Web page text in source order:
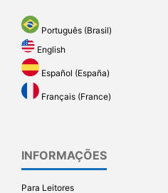
Português (Brasil)
English
Español (España)
Français (France)
INFORMAÇÕES
Para Leitores